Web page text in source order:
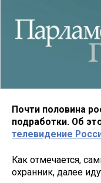
Почти половина
подработки. Об
телевидение
Как отмечается,
охранник, далее